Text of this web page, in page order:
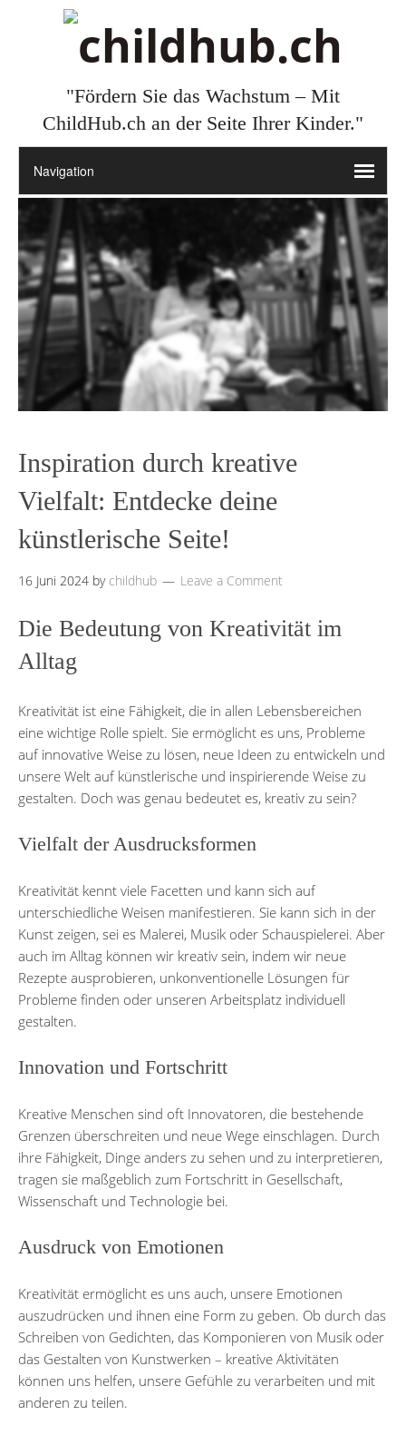
"Fördern Sie das Wachstum – Mit
ChildHub.ch an der Seite Ihrer Kinder."
Inspiration durch kreative
Vielfalt: Entdecke deine
künstlerische Seite!
16 Juni 2024 by childhub Leave a Comment
Die Bedeutung von Kreativität im
Alltag
Kreativität ist eine Fähigkeit, die in allen Lebensbereichen
eine wichtige Rolle spielt. Sie ermöglicht es uns, Probleme
auf innovative Weise zu lösen, neue Ideen zu entwickeln und
unsere Welt auf künstlerische und inspirierende Weise zu
gestalten. Doch was genau bedeutet es, kreativ zu sein?
Vielfalt der Ausdrucksformen
Kreativität kennt viele Facetten und kann sich auf
unterschiedliche Weisen manifestieren. Sie kann sich in der
Kunst zeigen, sei es Malerei, Musik oder Schauspielerei. Aber
auch im Alltag können wir kreativ sein, indem wir neue
Rezepte ausprobieren, unkonventionelle Lösungen für
Probleme finden oder unseren Arbeitsplatz individuell
gestalten.
Innovation und Fortschritt
Kreative Menschen sind oft Innovatoren, die bestehende
Grenzen überschreiten und neue Wege einschlagen. Durch
ihre Fähigkeit, Dinge anders zu sehen und zu interpretieren,
tragen sie maßgeblich zum Fortschritt in Gesellschaft,
Wissenschaft und Technologie bei.
Ausdruck von Emotionen
Kreativität ermöglicht es uns auch, unsere Emotionen
auszudrücken und ihnen eine Form zu geben. Ob durch das
Schreiben von Gedichten, das Komponieren von Musik oder
das Gestalten von Kunstwerken – kreative Aktivitäten
können uns helfen, unsere Gefühle zu verarbeiten und mit
anderen zu teilen.